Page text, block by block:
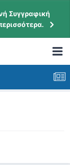
Συγγραφική